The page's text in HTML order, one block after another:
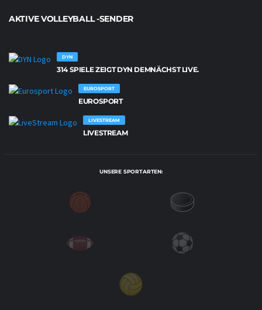
AKTIVE VOLLEYBALL -SENDER
DYN
314 SPIELE ZEIGT DYN DEMNÄCHST LIVE.
EUROSPORT
EUROSPORT
LIVESTREAM
LIVESTREAM
UNSERE SPORTARTEN: